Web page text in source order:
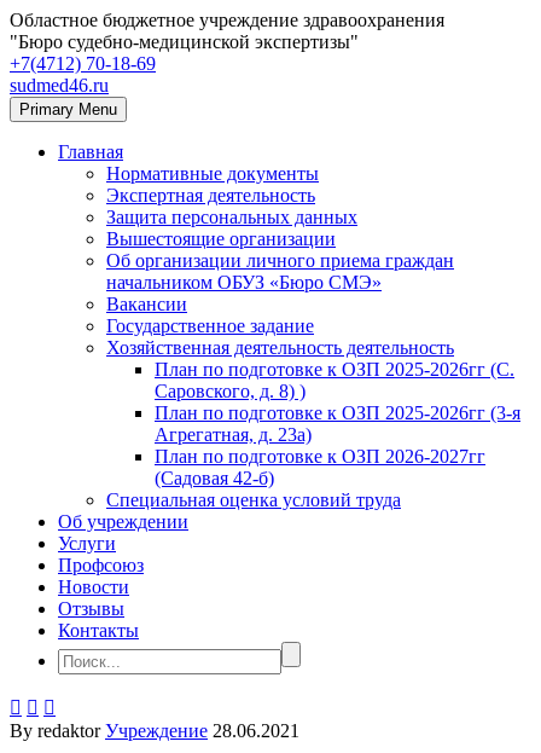
Областное бюджетное учреждение здравоохранения
"Бюро судебно-медицинской экспертизы"
+7(4712) 70‑18‑69
sudmed46.ru
Primary Menu
Главная
Нормативные документы
Экспертная деятельность
Защита персональных данных
Вышестоящие организации
Об организации личного приема граждан
начальником ОБУЗ «Бюро СМЭ»
Вакансии
Государственное задание
Хозяйственная деятельность деятельность
План по подготовке к ОЗП 2025-2026гг (С.
Саровского, д. 8) )
План по подготовке к ОЗП 2025-2026гг (3-я
Агрегатная, д. 23а)
План по подготовке к ОЗП 2026-2027гг
(Садовая 42-б)
Специальная оценка условий труда
Об учреждении
Услуги
Профсоюз
Новости
Отзывы
Контакты
  
By redaktor Учреждение 28.06.2021